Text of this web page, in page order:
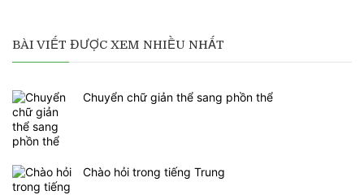
BÀI VIẾT ĐƯỢC XEM NHIỀU NHẤT
Chuyển chữ giản thể sang phồn thể
Chào hỏi trong tiếng Trung